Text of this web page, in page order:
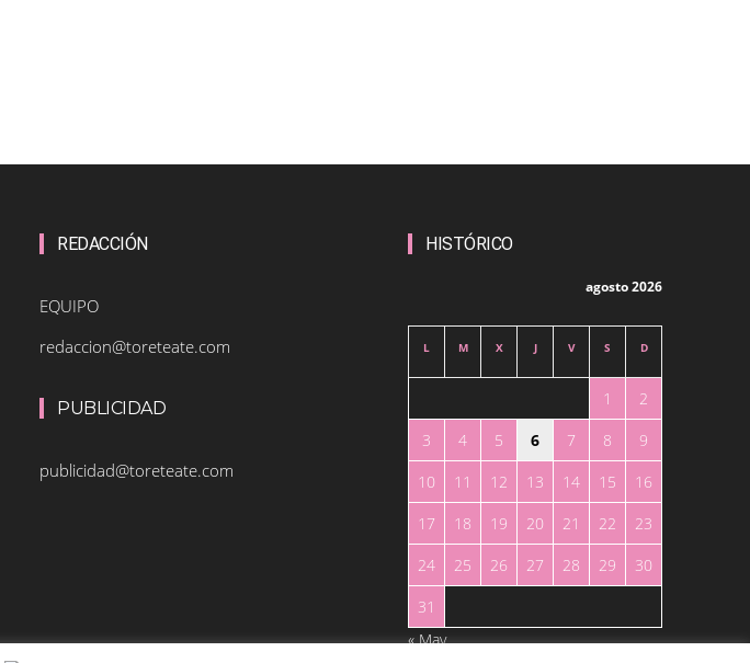
REDACCIÓN
EQUIPO
redaccion@toreteate.com
PUBLICIDAD
publicidad@toreteate.com
HISTÓRICO
agosto 2026
L M X J V S D
1
2
3
4 5 6 7 8
9
10
11 12 13 14 15
16
17
18 19 20 21 22
23
24
25 26 27 28 29
30
31
« May